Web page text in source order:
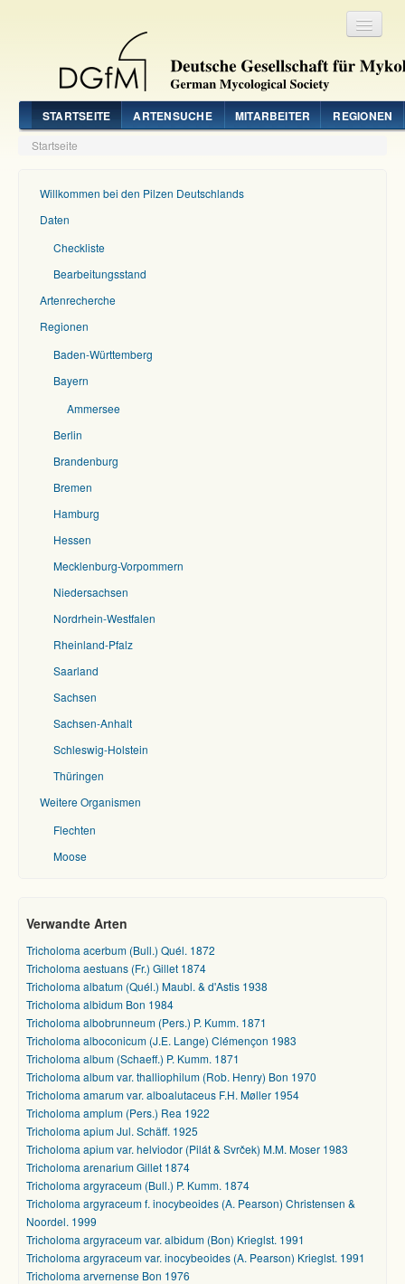
STARTSEITE ARTENSUCHE MITARBEITER REGIONEN
Startseite
Willkommen bei den Pilzen Deutschlands
Daten
Checkliste
Bearbeitungsstand
Artenrecherche
Regionen
Baden-Württemberg
Bayern
Ammersee
Berlin
Brandenburg
Bremen
Hamburg
Hessen
Mecklenburg-Vorpommern
Niedersachsen
Nordrhein-Westfalen
Rheinland-Pfalz
Saarland
Sachsen
Sachsen-Anhalt
Schleswig-Holstein
Thüringen
Weitere Organismen
Flechten
Moose
Verwandte Arten
Tricholoma acerbum (Bull.) Quél. 1872
Tricholoma aestuans (Fr.) Gillet 1874
Tricholoma albatum (Quél.) Maubl. & d'Astis 1938
Tricholoma albidum Bon 1984
Tricholoma albobrunneum (Pers.) P. Kumm. 1871
Tricholoma alboconicum (J.E. Lange) Clémençon 1983
Tricholoma album (Schaeff.) P. Kumm. 1871
Tricholoma album var. thalliophilum (Rob. Henry) Bon 1970
Tricholoma amarum var. alboalutaceus F.H. Møller 1954
Tricholoma amplum (Pers.) Rea 1922
Tricholoma apium Jul. Schäff. 1925
Tricholoma apium var. helviodor (Pilát & Svrček) M.M. Moser 1983
Tricholoma arenarium Gillet 1874
Tricholoma argyraceum (Bull.) P. Kumm. 1874
Tricholoma argyraceum f. inocybeoides (A. Pearson) Christensen &
Noordel. 1999
Tricholoma argyraceum var. albidum (Bon) Krieglst. 1991
Tricholoma argyraceum var. inocybeoides (A. Pearson) Krieglst. 1991
Tricholoma arvernense Bon 1976